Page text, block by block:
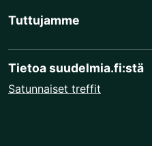
Tuttujamme
Tietoa suudelmia.fi:stä
Satunnaiset treffit